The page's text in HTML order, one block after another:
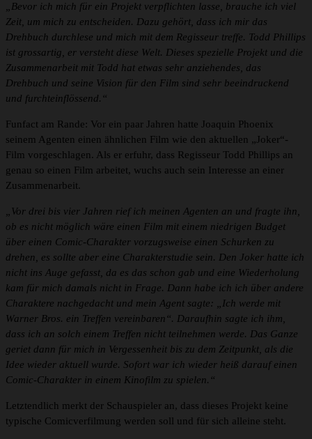
„Bevor ich mich für ein Projekt verpflichten lasse, brauche ich viel
Zeit, um mich zu entscheiden. Dazu gehört, dass ich mir das
Drehbuch durchlese und mich mit dem Regisseur treffe. Todd Phillips
ist grossartig, er versteht diese Welt. Dieses spezielle Projekt und die
Zusammenarbeit mit Todd hat etwas sehr anziehendes, das
Drehbuch und seine Vision für den Film sind sehr beeindruckend
und furchteinflössend.“
Funfact am Rande: Vor ein paar Jahren hatte Joaquin Phoenix
seinem Agenten einen ähnlichen Film wie den aktuellen „Joker“-
Film vorgeschlagen. Als er erfuhr, dass Regisseur Todd Phillips an
genau so einen Film arbeitet, wuchs auch sein Interesse an einer
Zusammenarbeit.
„Vor drei bis vier Jahren rief ich meinen Agenten an und fragte ihn,
ob es nicht möglich wäre einen Film mit einem niedrigen Budget
über einen Comic-Charakter vorzugsweise einen Schurken zu
drehen, es sollte aber eine Charakterstudie sein. Den Joker hatte ich
nicht ins Auge gefasst, da es das schon gab und eine Wiederholung
kam für mich damals nicht in Frage. Dann habe ich ich über andere
Charaktere nachgedacht und mein Agent sagte: „Ich werde mit
Warner Bros. ein Treffen vereinbaren“. Daraufhin sagte ich ihm,
dass ich an solch einem Treffen nicht teilnehmen werde. Das Ganze
geriet dann für mich in Vergessenheit bis zu dem Zeitpunkt, als die
Idee wieder aktuell wurde. Sofort war ich wieder heiß darauf einen
Comic-Charakter in einem Kinofilm zu spielen.“
Letztendlich merkt der Schauspieler an, dass dieses Projekt keine
typische Comicverfilmung werden soll und für sich alleine steht.